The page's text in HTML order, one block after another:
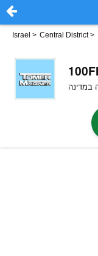
Israel > Central District>